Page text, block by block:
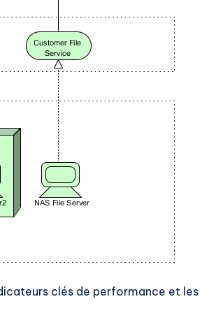
clés de performance et les